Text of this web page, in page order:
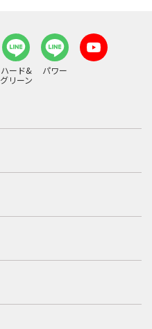
ハード&
グリーン
パワー